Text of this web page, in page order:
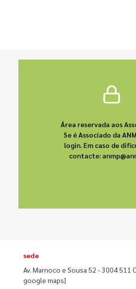
Área reservada aos
Se é Associado da
login. Em caso de
contacte:
sede
Av. Marnoco e Sousa 52 - 3004 511
google maps]